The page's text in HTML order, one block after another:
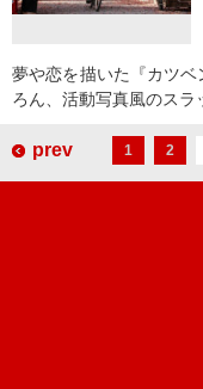
夢や恋を描いた『カツ
ろん、活動写真風のスラ
prev 1 2